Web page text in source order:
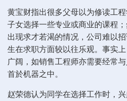
黄宝财指出很多父母以为修读工
子女选择一些专业或商业的课程
出现求才若渴的情况，公司难以
生在求职方面较以往乐观。事实
广阔，如销售工程师亦需要经常
首於机器之中。
赵荣德认为同学在选择工作时，